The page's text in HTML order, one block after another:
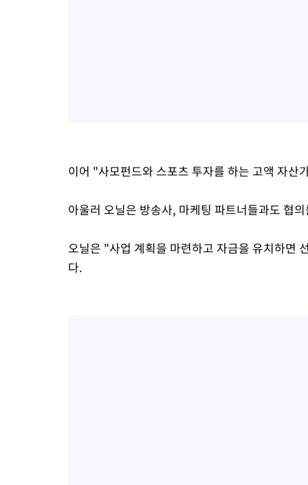
이어 "사모펀드와 스포츠 투자를 하는 고액 자산
아울러 오닐은 방송사, 마케팅 파트너들과도 협
오닐은 "사업 계획을 마련하고 자금을 유치하면
다.